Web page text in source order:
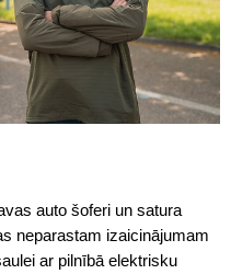
auto šoferi un satura
neparastam izaicinājumam
ar pilnībā elektrisku